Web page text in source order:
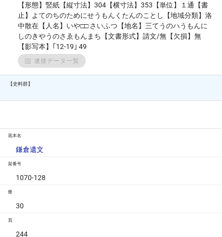
【形態】竪紙【縦寸法】304【横寸法】353【単位】１通【書
止】よてのちのためにせうもんくたんのことし【地域分類】洛
中散在【人名】いや□□ さいふつ【地名】三てうのハうもんに
しのきやうのさゑもんまち【文書形式】請文/無【欠損】無
【影写本】｢12-19｣ 49
連接データ一覧
【史料群】
底本名
鎌倉遺文
架番号
1070-128
冊
30
頁
244